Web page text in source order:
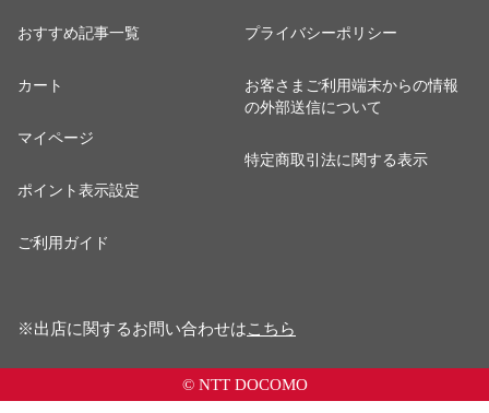
おすすめ記事一覧
カート
マイページ
ポイント表示設定
ご利用ガイド
プライバシーポリシー
お客さまご利用端末からの情報
の外部送信について
特定商取引法に関する表示
※出店に関するお問い合わせはこちら
© NTT DOCOMO